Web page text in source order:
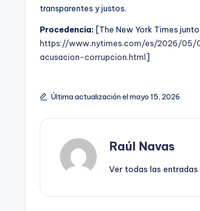
transparentes y justos.
Procedencia: [The New York Times
https://www.nytimes.com/es/2026/
acusacion-corrupcion.html]
Última actualización el mayo 15, 2026
Raúl Navas
Ver todas las entradas